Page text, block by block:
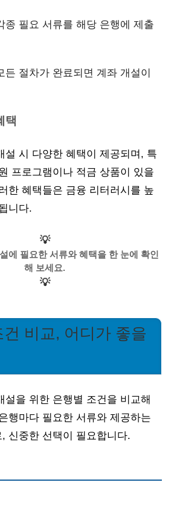
종 필요 서류를 해당 은행에 제출
든 절차가 완료되면 계좌 개설이
택
설 시 다양한 혜택이 제공되며, 특
프로그램이나 적금 상품이 있을
한 혜택들은 금융 리터러시를 높
니다.
💡
에 필요한 서류와 혜택을 한 눈에 확인
해 보세요.
💡
건 비교, 어디가 좋을
설을 위한 은행별 조건을 비교해
행마다 필요한 서류와 제공하는
신중한 선택이 필요합니다.